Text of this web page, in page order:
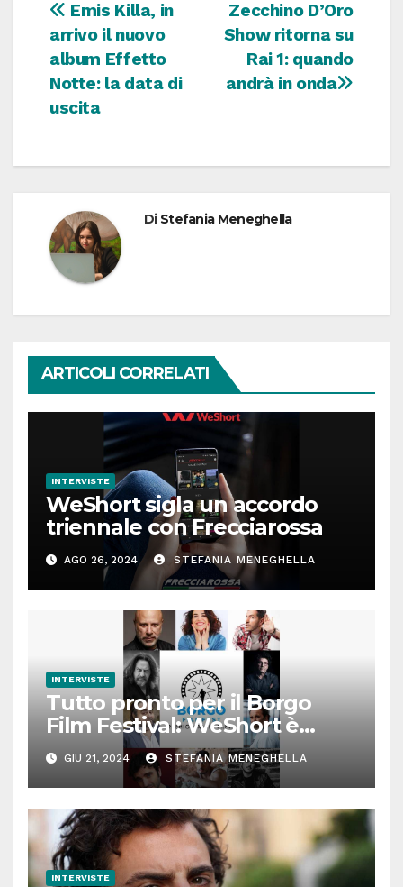
Navigazione
articoli
Zecchino D’Oro
Show ritorna su
Rai 1: quando
andrà in onda
Emis Killa, in
arrivo il nuovo
album Effetto
Notte: la data di
uscita
Di Stefania Meneghella
ARTICOLI CORRELATI
INTERVISTE
WeShort sigla un accordo
triennale con Frecciarossa
AGO 26, 2024 STEFANIA MENEGHELLA
INTERVISTE
Tutto pronto per il Borgo
Film Festival: WeShort è
partner della prima edizione
GIU 21, 2024 STEFANIA MENEGHELLA
INTERVISTE